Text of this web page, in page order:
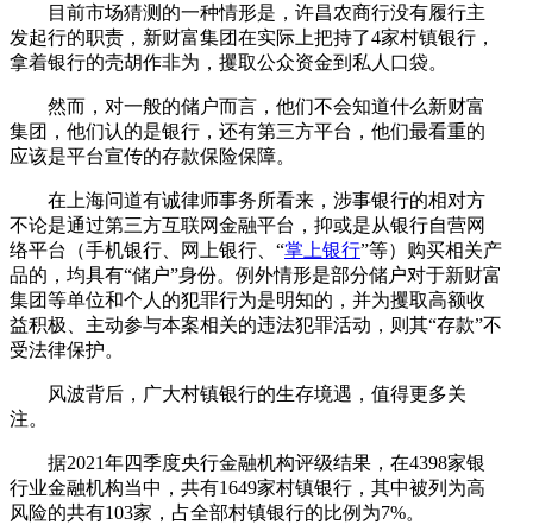
目前市场猜测的一种情形是，许昌农商行没有履行主
发起行的职责，新财富集团在实际上把持了4家村镇银行，
拿着银行的壳胡作非为，攫取公众资金到私人口袋。
然而，对一般的储户而言，他们不会知道什么新财富
集团，他们认的是银行，还有第三方平台，他们最看重的
应该是平台宣传的存款保险保障。
在上海问道有诚律师事务所看来，涉事银行的相对方
不论是通过第三方互联网金融平台，抑或是从银行自营网
络平台（手机银行、网上银行、“掌上银行”等）购买相关产
品的，均具有“储户”身份。例外情形是部分储户对于新财富
集团等单位和个人的犯罪行为是明知的，并为攫取高额收
益积极、主动参与本案相关的违法犯罪活动，则其“存款”不
受法律保护。
风波背后，广大村镇银行的生存境遇，值得更多关
注。
据2021年四季度央行金融机构评级结果，在4398家银
行业金融机构当中，共有1649家村镇银行，其中被列为高
风险的共有103家，占全部村镇银行的比例为7%。